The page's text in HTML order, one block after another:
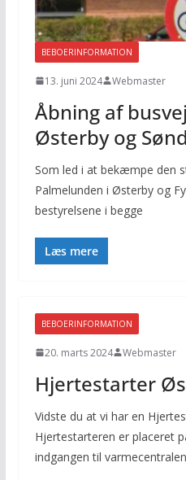
BEBOERINFORMATION
13. juni 2024 Webmaster
Åbning af
Østerby og
Som led i at bekæmpe den
Palmelunden i Østerby og
bestyrelsene i begge
Læs mere
BEBOERINFORMATION
20. marts 2024 Webmaster
Hjertestarter
Vidste du at vi har en
Hjertestarteren er placeret
indgangen til